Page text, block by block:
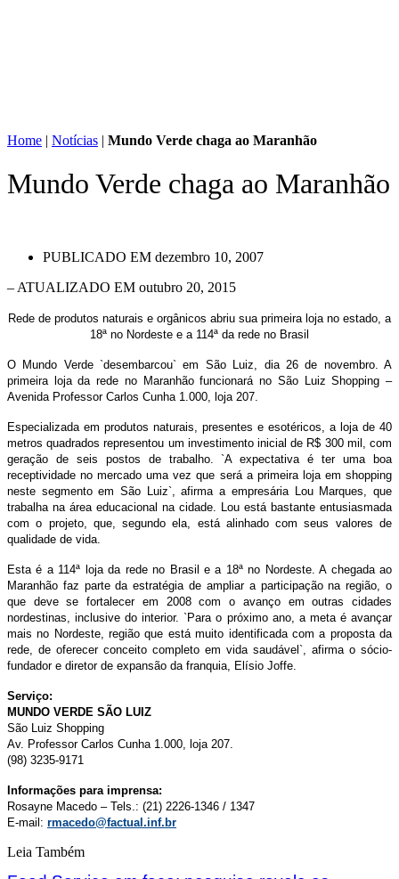
Home | Notícias | Mundo Verde chaga ao Maranhão
Mundo Verde chaga ao Maranhão
PUBLICADO EM dezembro 10, 2007
– ATUALIZADO EM outubro 20, 2015
Rede de produtos naturais e orgânicos abriu sua primeira loja no estado, a
18ª no Nordeste e a 114ª da rede no Brasil
O Mundo Verde `desembarcou` em São Luiz, dia 26 de novembro. A
primeira loja da rede no Maranhão funcionará no São Luiz Shopping –
Avenida Professor Carlos Cunha 1.000, loja 207.
Especializada em produtos naturais, presentes e esotéricos, a loja de 40
metros quadrados representou um investimento inicial de R$ 300 mil, com
geração de seis postos de trabalho. `A expectativa é ter uma boa
receptividade no mercado uma vez que será a primeira loja em shopping
neste segmento em São Luiz`, afirma a empresária Lou Marques, que
trabalha na área educacional na cidade. Lou está bastante entusiasmada
com o projeto, que, segundo ela, está alinhado com seus valores de
qualidade de vida.
Esta é a 114ª loja da rede no Brasil e a 18ª no Nordeste. A chegada ao
Maranhão faz parte da estratégia de ampliar a participação na região, o
que deve se fortalecer em 2008 com o avanço em outras cidades
nordestinas, inclusive do interior. `Para o próximo ano, a meta é avançar
mais no Nordeste, região que está muito identificada com a proposta da
rede, de oferecer conceito completo em vida saudável`, afirma o sócio-
fundador e diretor de expansão da franquia, Elísio Joffe.
Serviço:
MUNDO VERDE SÃO LUIZ
São Luiz Shopping
Av. Professor Carlos Cunha 1.000, loja 207.
(98) 3235-9171
Informações para imprensa:
Rosayne Macedo – Tels.: (21) 2226-1346 / 1347
E-mail: rmacedo@factual.inf.br
Leia Também